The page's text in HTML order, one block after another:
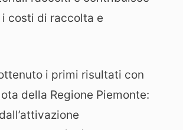
costi di raccolta e
i primi risultati con
della Regione Piemonte: